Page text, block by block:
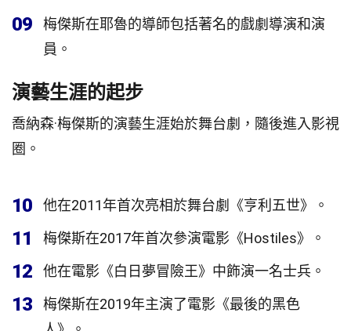
09
梅傑斯在耶魯的導師包括著名的戲劇導演和演
員。
演藝生涯的起步
喬納森·梅傑斯的演藝生涯始於舞台劇，隨後進入影視
圈。
10 他在2011年首次亮相於舞台劇《亨利五世》。
11 梅傑斯在2017年首次參演電影《Hostiles》。
12 他在電影《白日夢冒險王》中飾演一名士兵。
13
梅傑斯在2019年主演了電影《最後的黑色